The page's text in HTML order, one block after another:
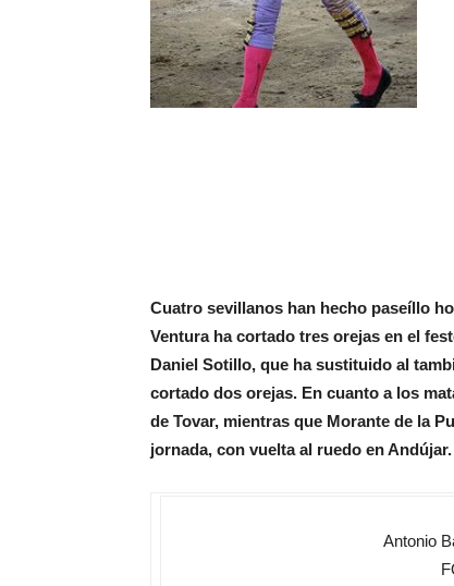
Cuatro sevillanos han hecho paseíllo
Ventura ha cortado tres orejas en el
Daniel Sotillo, que ha sustituido al
cortado dos orejas. En cuanto a los
de Tovar, mientras que Morante de la
jornada, con vuelta al ruedo en Andújar.
Antonio